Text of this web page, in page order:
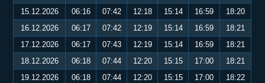
15.12.2026
06:16 07:42 12:18 15:14 16:59
18:20
16.12.2026
06:17 07:42 12:19 15:14 16:59
18:21
17.12.2026
06:17 07:43 12:19 15:14 16:59
18:21
18.12.2026
06:18 07:44 12:20 15:15 17:00
18:21
19.12.2026
06:18 07:44 12:20 15:15 17:00
18:22